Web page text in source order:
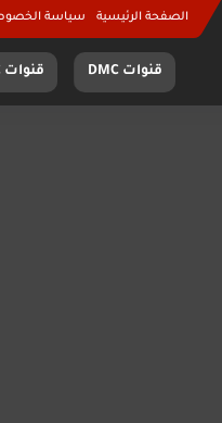
الصفحة الرئيسية سياسة
قنوات DMC قنوات CBC